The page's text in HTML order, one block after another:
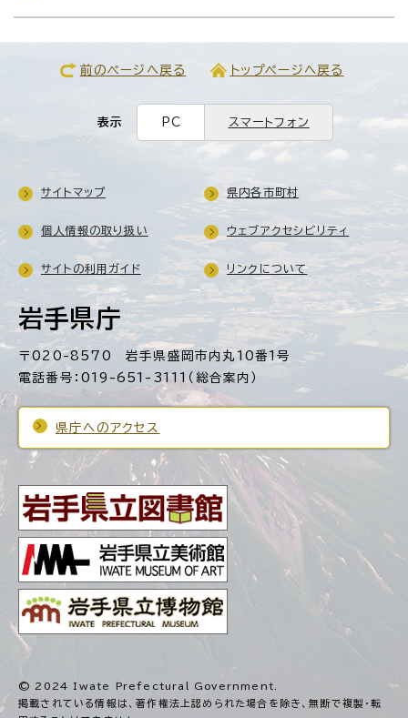
前のページへ戻る トップページへ戻る
表示 PC スマートフォン
岩手県庁
〒020-8570 岩手県盛岡市内丸10番1号
電話番号：019-651-3111（総合案内）
県庁へのアクセス
サイトマップ 県内各市町村
個人情報の取り扱い ウェブアクセシビリティ
サイトの利用ガイド リンクについて
© 2024 Iwate Prefectural Government.
掲載されている情報は、著作権法上認められた場合を除き、無断で複製・転